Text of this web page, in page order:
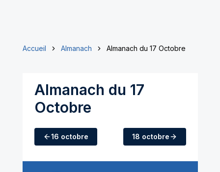
Accueil Almanach Almanach du 17 Octobre
Almanach du 17
Octobre
16 octobre 18 octobre